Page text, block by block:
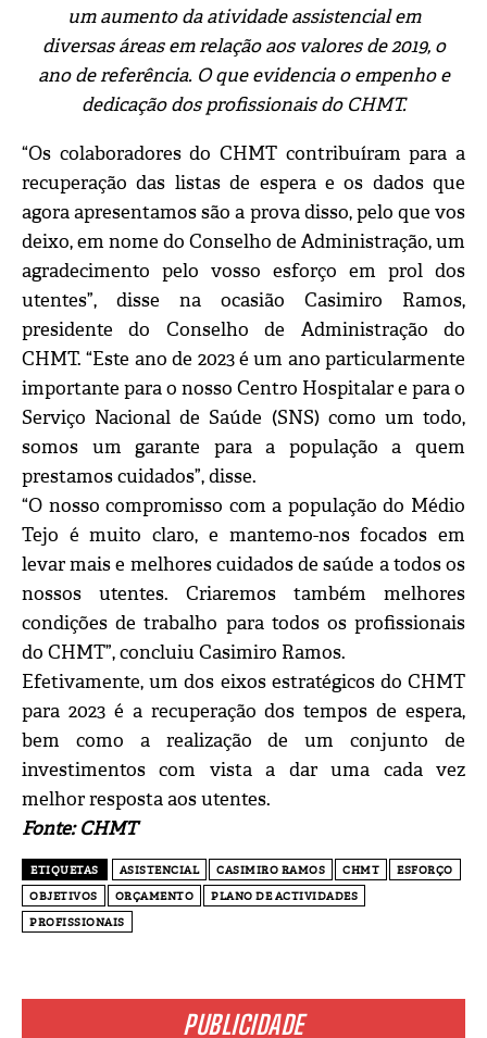
PUBLICIDADE
um aumento da atividade assistencial em
diversas áreas em relação aos valores de 2019, o
ano de referência. O que evidencia o empenho e
dedicação dos profissionais do CHMT.
“Os colaboradores do CHMT contribuíram para a
recuperação das listas de espera e os dados que
agora apresentamos são a prova disso, pelo que vos
deixo, em nome do Conselho de Administração, um
agradecimento pelo vosso esforço em prol dos
utentes”, disse na ocasião Casimiro Ramos,
presidente do Conselho de Administração do
CHMT. “Este ano de 2023 é um ano particularmente
importante para o nosso Centro Hospitalar e para o
Serviço Nacional de Saúde (SNS) como um todo,
somos um garante para a população a quem
prestamos cuidados”, disse.
“O nosso compromisso com a população do Médio
Tejo é muito claro, e mantemo-nos focados em
levar mais e melhores cuidados de saúde a todos os
nossos utentes. Criaremos também melhores
condições de trabalho para todos os profissionais
do CHMT”, concluiu Casimiro Ramos.
Efetivamente, um dos eixos estratégicos do CHMT
para 2023 é a recuperação dos tempos de espera,
bem como a realização de um conjunto de
investimentos com vista a dar uma cada vez
melhor resposta aos utentes.
Fonte: CHMT
ETIQUETAS ASISTENCIAL CASIMIRO RAMOS CHMT
ESFORÇO
OBJETIVOS
ORÇAMENTO
PLANO DE ACTIVIDADES
PROFISSIONAIS